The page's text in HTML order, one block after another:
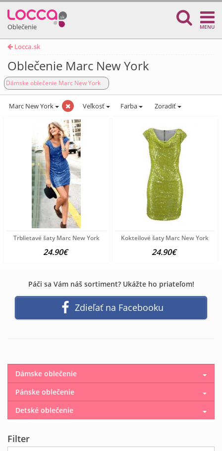
Oblečenie MENU
Locca.sk
Oblečenie Marc New York
Dámske oblečenie Marc New York
Marc New York Veľkosť Farba Zoradiť
Trblietavé šaty Marc New York
24.90€
Kokteilové šaty Marc New York
24.90€
Páči sa Vám náš sortiment? Ukážte ho priateľom!
Zdieľať na Facebooku
Dámske oblečenie
Pánske oblečenie
Detské oblečenie
Filter